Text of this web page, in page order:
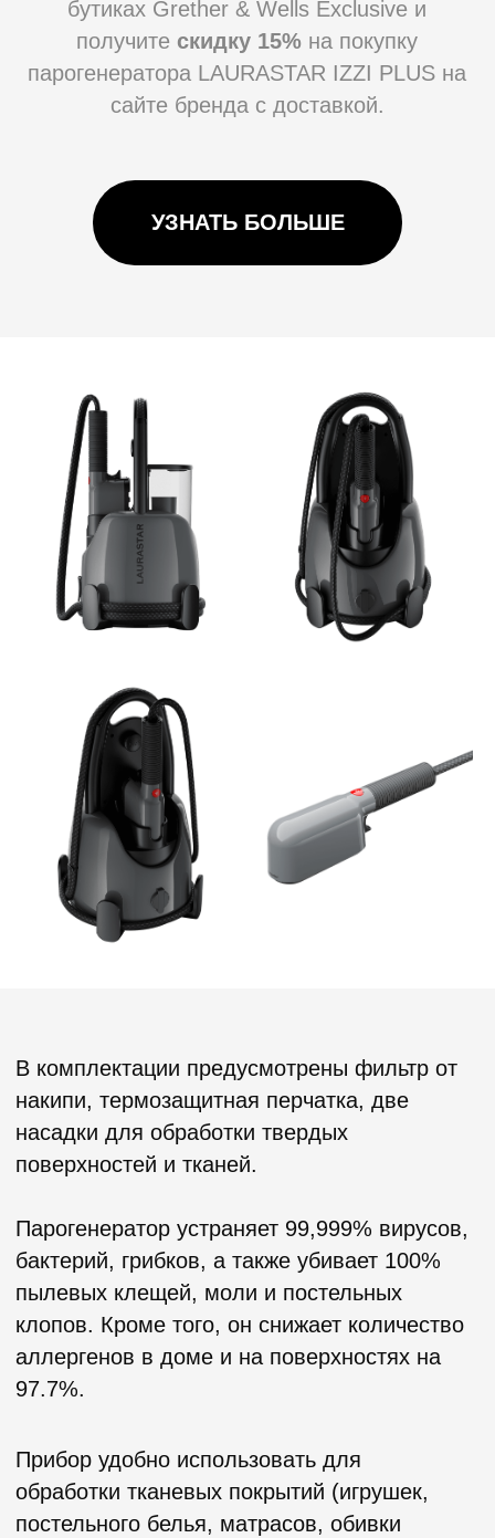
Прибор удобно использовать для
мягкой мебели), а для других поверхностей
— используйте специальную насадку.
Пар в приборе нагревается дважды,
благодаря чему на выходе в нем
практически не остается влаги. Сухой пар
увеличивается в объеме в несколько раз и
со скоростью 20–30 м/сек глубоко
проникает в волокна.
насадки для обработки твердых
поверхностей и тканей.
Парогенератор устраняет 99,999% вирусов,
бактерий, грибков, а также убивает 100%
пылевых клещей, моли и постельных
клопов. Кроме того, он снижает количество
аллергенов в доме и на поверхностях на
97.7%.